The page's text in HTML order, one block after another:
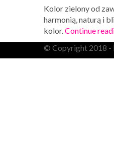
Kolor zielony od
harmonią, naturą i
kolor.Continue
© Copyright 2018 -